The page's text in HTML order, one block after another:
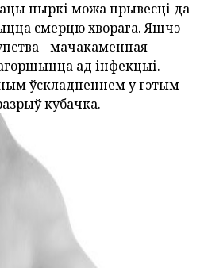
ныркі можа прывесці да
смерцю хворага. Яшчэ
- мачакаменная
ад інфекцыі.
ўскладненнем у гэтым
кубачка.